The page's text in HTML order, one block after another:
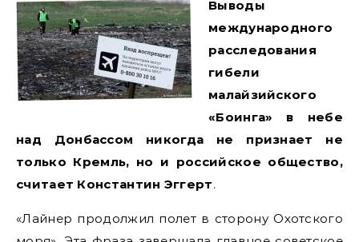
Выводы
международного
расследования
гибели
малайзийского
«Боинга» в небе
над Донбассом никогда не признает не
только Кремль, но и российское общество,
считает Константин Эггерт.
«Лайнер продолжил полет в сторону Охотского